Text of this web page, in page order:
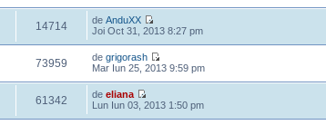
14714 de AnduXX
Joi Oct 31, 2013 8:27 pm
73959 de grigorash
Mar Iun 25, 2013 9:59 pm
61342 de eliana
Lun Iun 03, 2013 1:50 pm